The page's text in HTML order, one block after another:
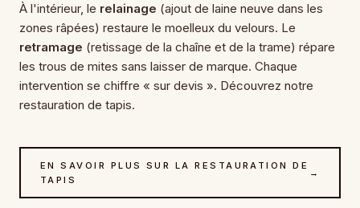
À l'intérieur, le relainage (ajout de laine neuve dans les
zones râpées) restaure le moelleux du velours. Le
retramage (retissage de la chaîne et de la trame) répare
les trous de mites sans laisser de marque. Chaque
intervention se chiffre « sur devis ». Découvrez notre
restauration de tapis.
EN SAVOIR PLUS SUR LA RESTAURATION DE
TAPIS
→